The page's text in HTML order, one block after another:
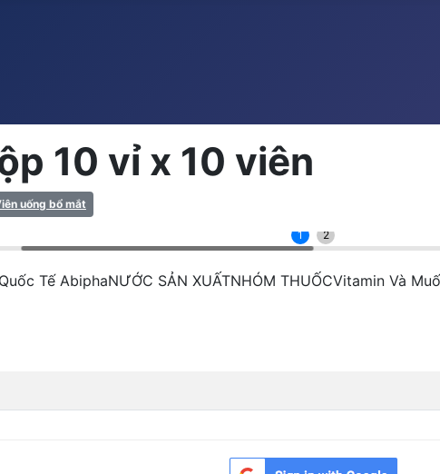
10 vỉ x 10 viên
uống bổ mắt
1 2
Tế AbiphaNƯỚC SẢN XUẤTNHÓM THUỐCVitamin Và